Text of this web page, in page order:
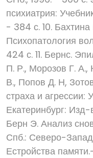
психиатрия:
- 384 с. 10.
Психопатология
424 с. 11. Бернс.
П. Р., Морозов Г.
В., Попов Д. Н,
страха и агрессии:
Екатеринбург:
Берн Э. Анализ
Спб.: Северо-
Естройства